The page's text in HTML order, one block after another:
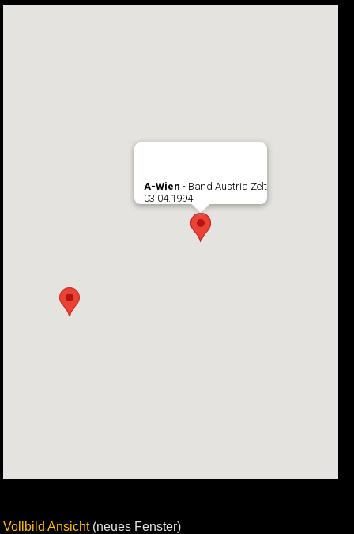
A-Wien - Band Austria Zelt
03.04.1994
Vollbild Ansicht(neues Fenster)